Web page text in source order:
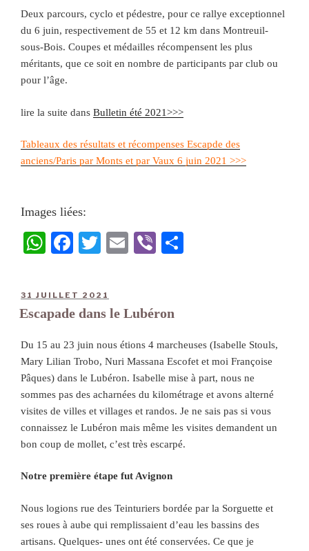
Deux parcours, cyclo et pédestre, pour ce rallye exceptionnel
du 6 juin, respectivement de 55 et 12 km dans Montreuil-
sous-Bois. Coupes et médailles récompensent les plus
méritants, que ce soit en nombre de participants par club ou
pour l’âge.
lire la suite dans Bulletin été 2021>>>
Tableaux des résultats et récompenses Escapde des
anciens/Paris par Monts et par Vaux 6 juin 2021 >>>
Images liées:
W
ts
A
Fa
bo
ok
T
tte
r
E
Vi
31 JUILLET 2021
Escapade dans le Lubéron
Du 15 au 23 juin nous étions 4 marcheuses (Isabelle Stouls,
Mary Lilian Trobo, Nuri Massana Escofet et moi Françoise
Pâques) dans le Lubéron. Isabelle mise à part, nous ne
sommes pas des acharnées du kilométrage et avons alterné
visites de villes et villages et randos. Je ne sais pas si vous
connaissez le Lubéron mais même les visites demandent un
bon coup de mollet, c’est très escarpé.
Notre première étape fut Avignon
Nous logions rue des Teinturiers bordée par la Sorguette et
ses roues à aube qui remplissaient d’eau les bassins des
artisans. Quelques- unes ont été conservées. Ce que je